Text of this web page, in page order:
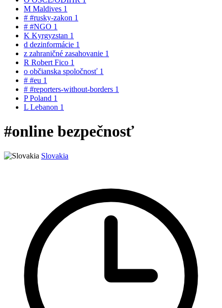
M Maldives 1
# #rusky-zakon 1
# #NGO 1
K Kyrgyzstan 1
d dezinformácie 1
z zahraničné zasahovanie 1
R Robert Fico 1
o občianska spoločnosť 1
# #eu 1
# #reporters-without-borders 1
PPoland 1
L Lebanon 1
#online bezpečnosť
Slovakia